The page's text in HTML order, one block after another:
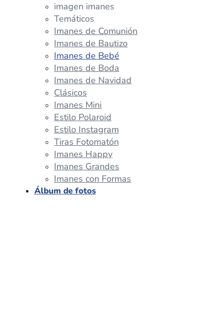
imagen imanes
Temáticos
Imanes de Comunión
Imanes de Bautizo
Imanes de Bebé
Imanes de Boda
Imanes de Navidad
Clásicos
Imanes Mini
Estilo Polaroid
Estilo Instagram
Tiras Fotomatón
Imanes Happy
Imanes Grandes
Imanes con Formas
Álbum de fotos